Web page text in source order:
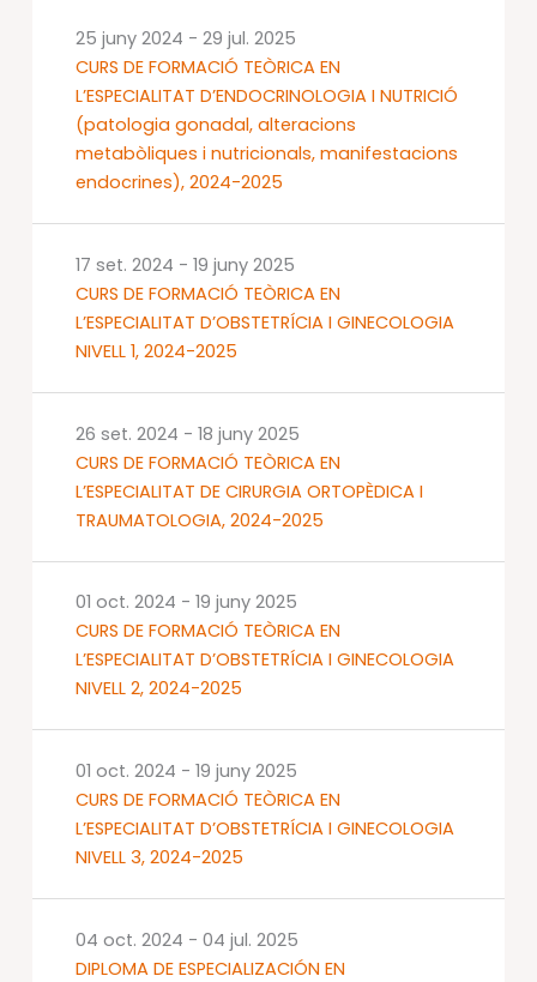
CURS DE FORMACIÓ TEÒRICA EN
L’ESPECIALITAT D’ENDOCRINOLOGIA I NUTRICIÓ
(patologia gonadal, alteracions
metabòliques i nutricionals, manifestacions
endocrines), 2024-2025
25 juny 2024 - 29 jul. 2025
CURS DE FORMACIÓ TEÒRICA EN
L’ESPECIALITAT D’OBSTETRÍCIA I GINECOLOGIA
NIVELL 1, 2024-2025
17 set. 2024 - 19 juny 2025
CURS DE FORMACIÓ TEÒRICA EN
L’ESPECIALITAT DE CIRURGIA ORTOPÈDICA I
TRAUMATOLOGIA, 2024-2025
26 set. 2024 - 18 juny 2025
CURS DE FORMACIÓ TEÒRICA EN
L’ESPECIALITAT D’OBSTETRÍCIA I GINECOLOGIA
NIVELL 2, 2024-2025
01 oct. 2024 - 19 juny 2025
CURS DE FORMACIÓ TEÒRICA EN
L’ESPECIALITAT D’OBSTETRÍCIA I GINECOLOGIA
NIVELL 3, 2024-2025
01 oct. 2024 - 19 juny 2025
DIPLOMA DE ESPECIALIZACIÓN EN
04 oct. 2024 - 04 jul. 2025